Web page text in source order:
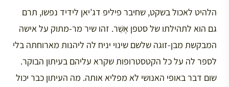
הלהיט לאכול בשקט, שחיבר פיליפ דג’יאן לידיד נפשו, תרם
גם הוא לתהילתו של סטפן אֶשֵׁר. זהו שיר מר-מתוק על אישה
המבקשת מבן-זוגה שלשם שינוי יניח לה ליהנות מארוחתה בלי
לספר לה על כל הקטסטרופות שקרא עליהם בעיתון הבוקר.
שום דבר באופי האנושי לא מפליא אותה. מה העיתון כבר יכול